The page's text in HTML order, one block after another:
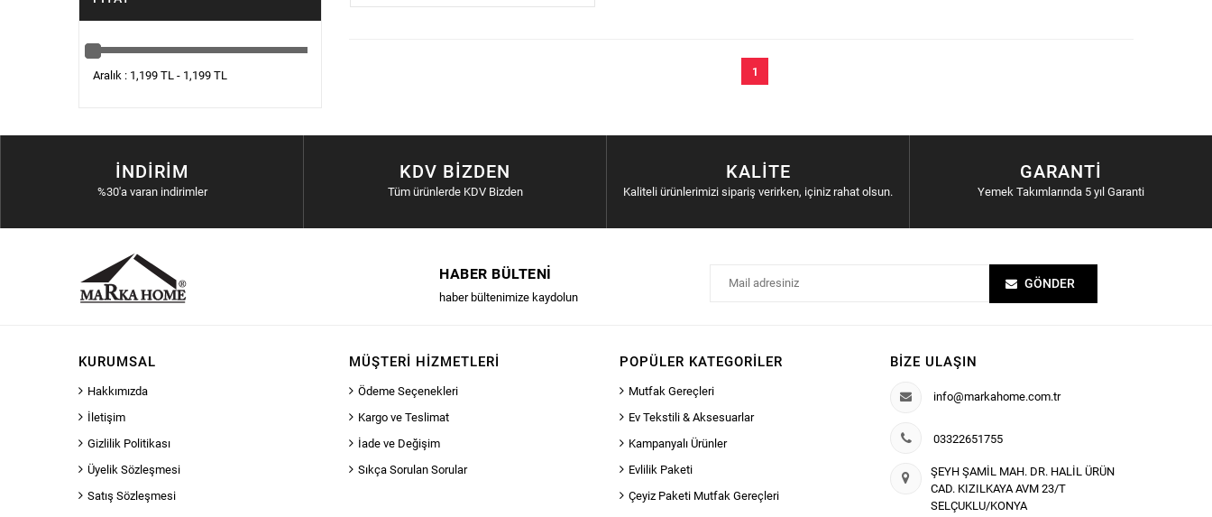
1
Aralık : 1,199 TL - 1,199 TL
İNDIRIM
%30'a varan indirimler
KDV BIZDEN
Tüm ürünlerde KDV Bizden
KALITE
Kaliteli ürünlerimizi sipariş verirken, içiniz rahat olsun.
GARANTI
Yemek Takımlarında 5 yıl Garanti
HABER BÜLTENI
haber bültenimize kaydolun
GÖNDER
KURUMSAL
Hakkımızda
İletişim
Gizlilik Politikası
Üyelik Sözleşmesi
Satış Sözleşmesi
MÜŞTERI HIZMETLERI
Ödeme Seçenekleri
Kargo ve Teslimat
İade ve Değişim
Sıkça Sorulan Sorular
POPÜLER KATEGORILER
Mutfak Gereçleri
Ev Tekstili & Aksesuarlar
Kampanyalı Ürünler
Evlilik Paketi
Çeyiz Paketi Mutfak Gereçleri
BIZE ULAŞIN
info@markahome.com.tr
03322651755
ŞEYH ŞAMİL MAH. DR. HALİL ÜRÜN
CAD. KIZILKAYA AVM 23/T
SELÇUKLU/KONYA